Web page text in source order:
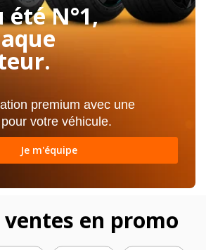
été N°1,
premium avec une
votre véhicule.
Je m'équipe
en promo